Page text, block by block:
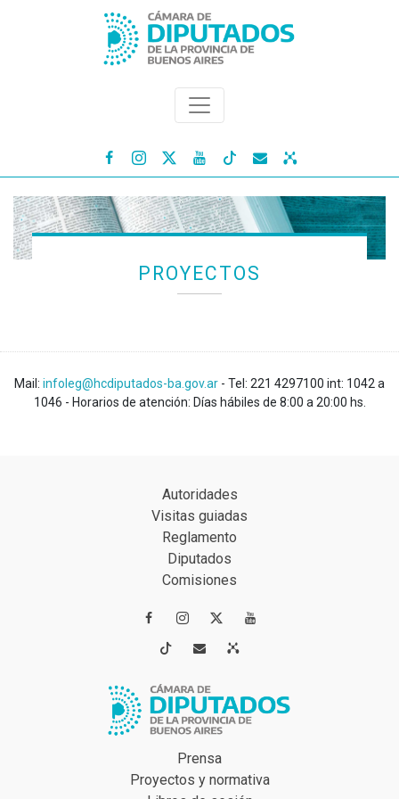
   
PROYECTOS
Mail: infoleg@hcdiputados-ba.gov.ar - Tel: 221 4297100 int: 1042 a
1046 - Horarios de atención: Días hábiles de 8:00 a 20:00 hs.
Autoridades
Visitas guiadas
Reglamento
Diputados
Comisiones
 
 
Prensa
Proyectos y normativa